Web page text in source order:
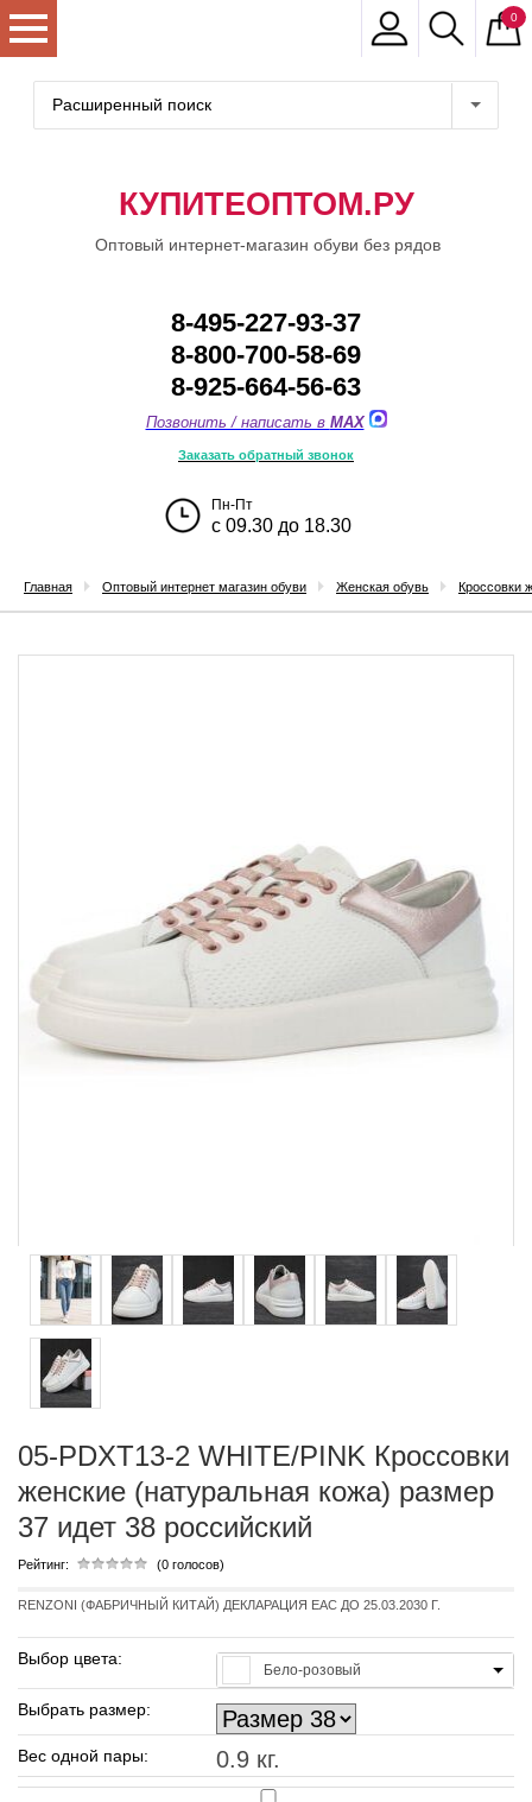
0
Расширенный поиск
КУПИТЕОПТОМ.РУ
Оптовый интернет-магазин обуви без рядов
8-495-227-93-37
8-800-700-58-69
8-925-664-56-63
Позвонить / написать в MAX
Заказать обратный звонок
Пн-Пт
с 09.30 до 18.30
Главная Оптовый интернет магазин обуви Женская обувь Кроссовки
05-PDXT13-2 WHITE/PINK Кроссовки
женские (натуральная кожа) размер
37 идет 38 российский
Рейтинг: (0 голосов)
RENZONI (ФАБРИЧНЫЙ КИТАЙ) ДЕКЛАРАЦИЯ EAC ДО 25.03.2030 Г.
Выбор цвета:
Бело-розовый
Выбрать размер:
Вес одной пары: 0.9 кг.